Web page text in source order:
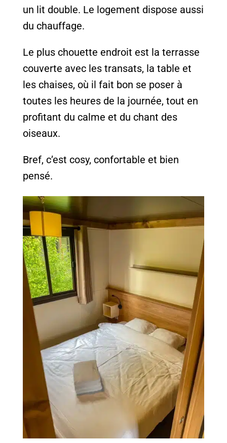
un lit double. Le logement dispose aussi
du chauffage.
Le plus chouette endroit est la terrasse
couverte avec les transats, la table et
les chaises, où il fait bon se poser à
toutes les heures de la journée, tout en
profitant du calme et du chant des
oiseaux.
Bref, c’est cosy, confortable et bien
pensé.